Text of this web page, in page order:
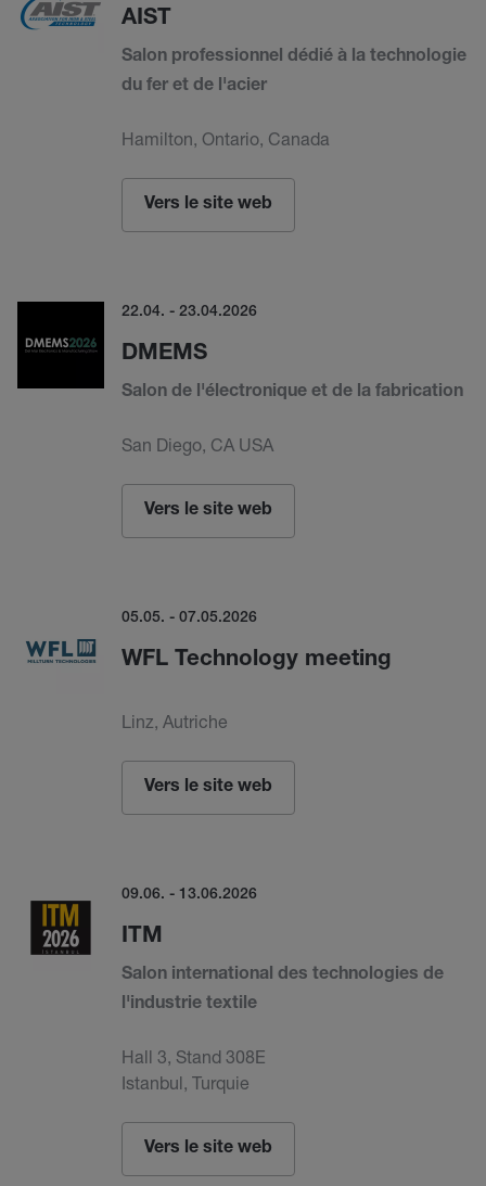
AIST
Salon professionnel dédié à la technologie
du fer et de l'acier
Hamilton, Ontario, Canada
Vers le site web
22.04. - 23.04.2026
DMEMS
Salon de l'électronique et de la fabrication
San Diego, CA USA
Vers le site web
05.05. - 07.05.2026
WFL Technology meeting
Linz, Autriche
Vers le site web
09.06. - 13.06.2026
ITM
Salon international des technologies de
l'industrie textile
Hall 3, Stand 308E
Istanbul, Turquie
Vers le site web